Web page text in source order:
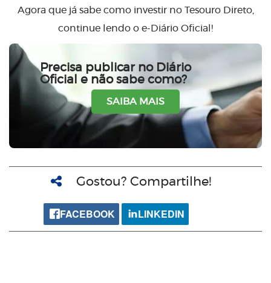
Agora que já sabe como investir no Tesouro Direto,
continue lendo o e-Diário Oficial!
Precisa publicar no Diário
Oficial e não sabe como?
SAIBA MAIS
Gostou? Compartilhe!
FACEBOOK LINKEDIN